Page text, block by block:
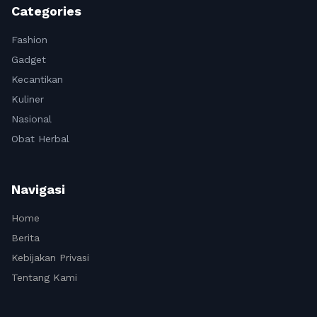
Categories
Fashion
Gadget
Kecantikan
Kuliner
Nasional
Obat Herbal
Navigasi
Home
Berita
Kebijakan Privasi
Tentang Kami